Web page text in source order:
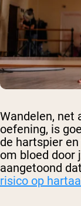
Wandelen, net
oefening, is
de hartspier
om bloed door
aangetoond
risico op